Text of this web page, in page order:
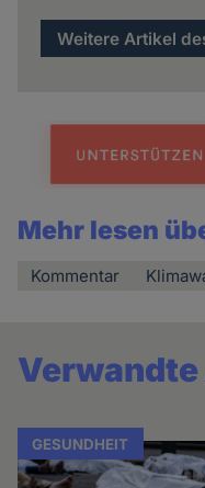
Weitere Artikel
Mehr lesen
Kommentar
GESUNDHEIT